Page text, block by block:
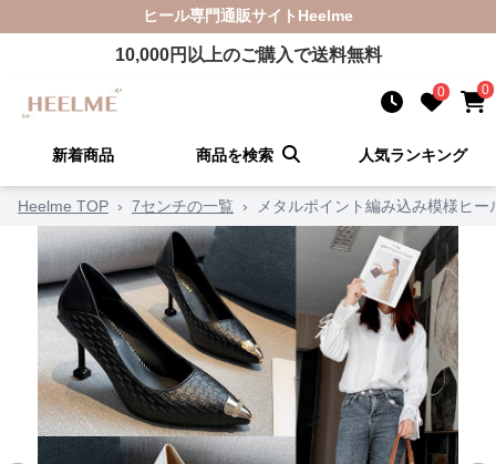
ヒール専門通販サイト Heelme
10,000円以上のご購入で送料無料
0 0
新着商品 商品を検索 人気ランキング
Heelme TOP › 7センチの一覧 › メタルポイント編み込み模様ヒー